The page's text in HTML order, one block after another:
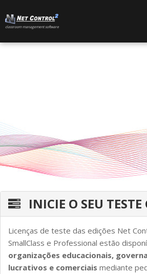
сlassroom management software
INICIE O SEU
Licenças de teste das edições Net
SmallClass e Professional estão
organizações educacionais,
lucrativos e comerciais mediante